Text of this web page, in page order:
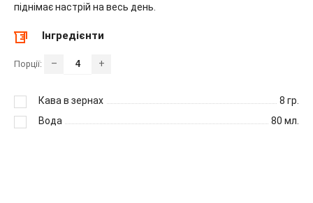
піднімає настрій на весь день.
Інгредієнти
Порції: – +
Кава в зернах 8 гр.
Вода
80 мл.